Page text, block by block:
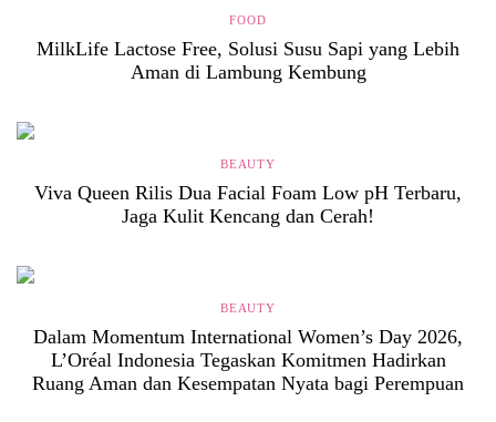
FOOD
MilkLife Lactose Free, Solusi Susu Sapi yang Lebih
Aman di Lambung Kembung
BEAUTY
Viva Queen Rilis Dua Facial Foam Low pH Terbaru,
Jaga Kulit Kencang dan Cerah!
BEAUTY
Dalam Momentum International Women’s Day 2026,
L’Oréal Indonesia Tegaskan Komitmen Hadirkan
Ruang Aman dan Kesempatan Nyata bagi Perempuan